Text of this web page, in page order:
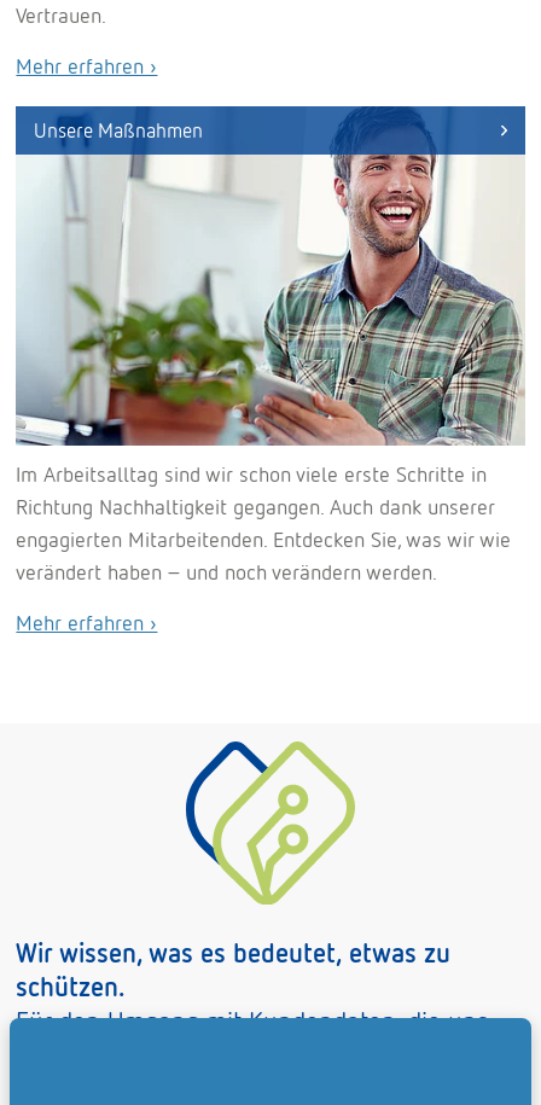
Vertrauen.
Mehr erfahren ›
Unsere Maßnahmen
Im Arbeitsalltag sind wir schon viele erste Schritte in
Richtung Nachhaltigkeit gegangen. Auch dank unserer
engagierten Mitarbeitenden. Entdecken Sie, was wir wie
verändert haben – und noch verändern werden.
Mehr erfahren ›
Wir wissen, was es bedeutet, etwas zu
schützen.
Für den Umgang mit Kundendaten, die uns